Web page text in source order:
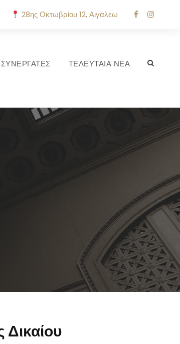
28ης Οκτωβρίου 12, Αιγάλεω
ΣΥΝΕΡΓΑΤΕΣ ΤΕΛΕΥΤΑΙΑ ΝΕΑ
Δικαίου